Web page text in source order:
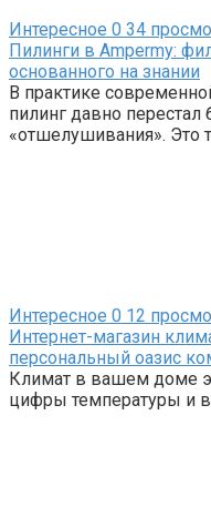
Интересное 0 34
Пилинги в Ampermy:
основанного на знании
В практике
пилинг давно
«отшелушивания». Это
Интересное 0 12
Интернет-магазин
персональный оазис
Климат в вашем доме
цифры температуры и